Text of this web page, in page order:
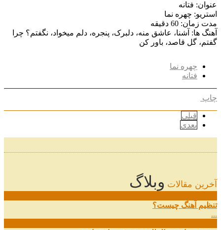
عنوان: فتانه
استریو: چهره نما
مدت زمان: 60 دقیقه
آهنگ ها: آشنا، عاشق منه، دلبرک، پنجره، دلم میخواد، نگفتم؟ چرا
گفتم، گل قاصد، باور کن
چهره نما
فتانه
چاپ
قبلی
بعدی
آخرین مقالات وبلاگ
تنظیم آهنگ چیست؟
...